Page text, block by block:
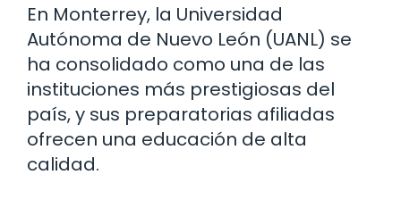
En Monterrey, la Universidad
Autónoma de Nuevo León (UANL) se
ha consolidado como una de las
instituciones más prestigiosas del
país, y sus preparatorias afiliadas
ofrecen una educación de alta
calidad.